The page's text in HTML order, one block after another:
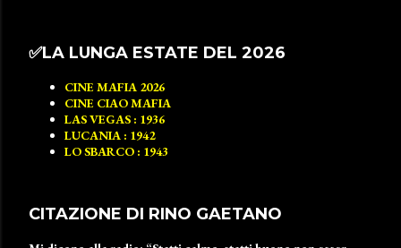
✅️LA LUNGA ESTATE DEL 2026
CINE MAFIA 2026
CINE CIAO MAFIA
LAS VEGAS : 1936
LUCANIA : 1942
LO SBARCO : 1943
CITAZIONE DI RINO GAETANO